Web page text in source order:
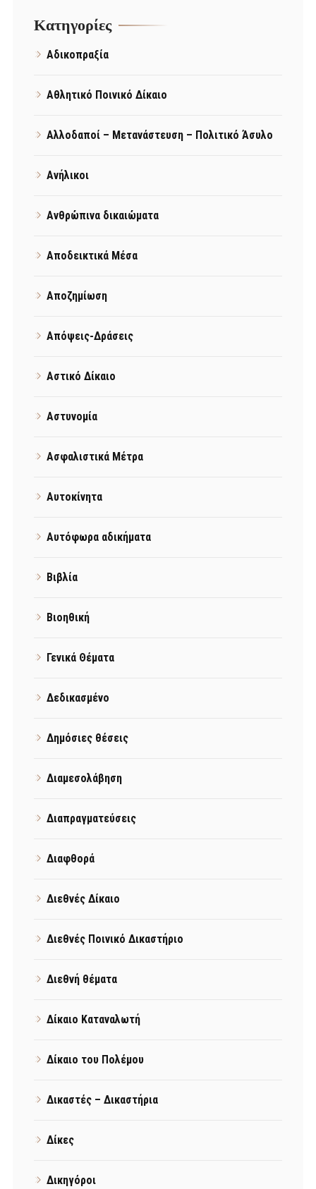
Kατηγορίες
Αδικοπραξία
Αθλητικό Ποινικό Δίκαιο
Αλλοδαποί – Μετανάστευση – Πολιτικό Άσυλο
Ανήλικοι
Ανθρώπινα δικαιώματα
Αποδεικτικά Μέσα
Αποζημίωση
Απόψεις-Δράσεις
Αστικό Δίκαιο
Αστυνομία
Ασφαλιστικά Μέτρα
Αυτοκίνητα
Αυτόφωρα αδικήματα
Βιβλία
Βιοηθική
Γενικά Θέματα
Δεδικασμένο
Δημόσιες θέσεις
Διαμεσολάβηση
Διαπραγματεύσεις
Διαφθορά
Διεθνές Δίκαιο
Διεθνές Ποινικό Δικαστήριο
Διεθνή θέματα
Δίκαιο Καταναλωτή
Δίκαιο του Πολέμου
Δικαστές – Δικαστήρια
Δίκες
Δικηγόροι